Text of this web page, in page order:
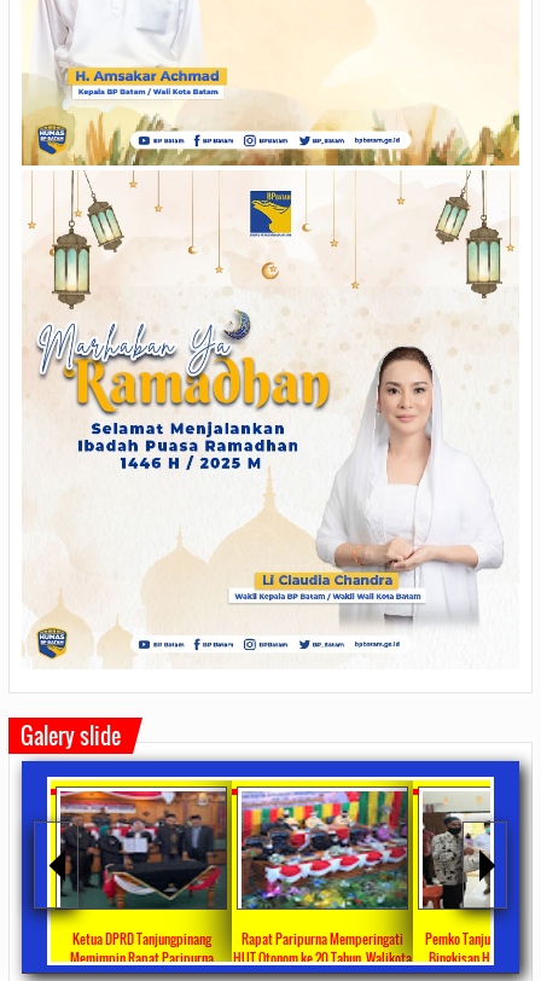
Galery slide
Ketua DPRD Tanjungpinang
Memimpin Rapat Paripurna
Pengesahan Ranperda Perubahan
Rapat Paripurna Memperingati
HUT Otonom ke 20 Tahun, Walikota
Rahma Paparkan Capaian
Pemko Tanjung
Bingkisan Hari Raya
Untuk Masyarakat